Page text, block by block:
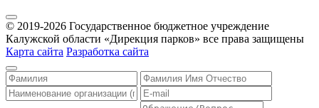
© 2019-2026 Государственное бюджетное учреждение
Калужской области «Дирекция парков» все права защищены
Карта сайта Разработка сайта